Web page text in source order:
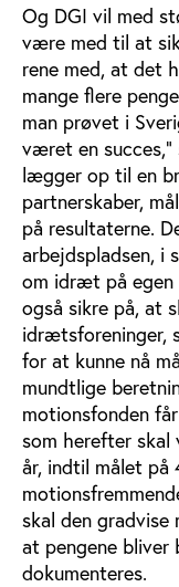
Og DGI vil med
være med til at
rene med, at det
mange flere
man prøvet i
været en
lægger op til en
partnerskaber,
på resultaterne.
arbejdspladsen, i
om idræt på egen
også sikre på, at
idrætsforeninger,
for at kunne nå
mundtlige
motionsfonden
som herefter skal
år, indtil målet
skal den
at pengene
dokumenteres.